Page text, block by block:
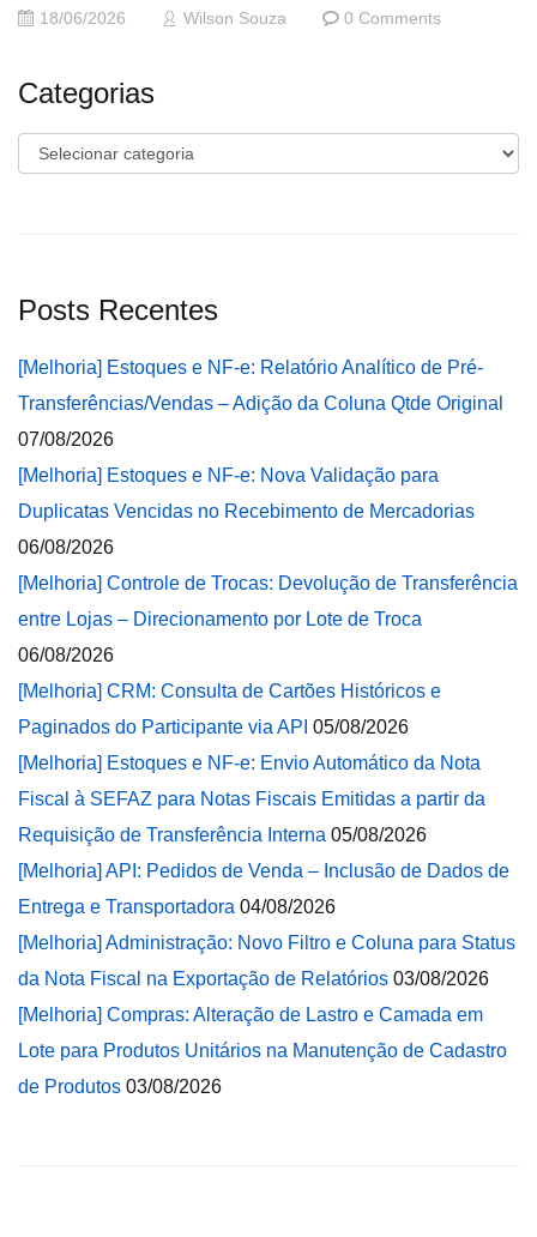
18/06/2026 Wilson Souza 0 Comments
Categorias
Categorias
Posts Recentes
[Melhoria] Estoques e NF-e: Relatório Analítico de Pré-
Transferências/Vendas – Adição da Coluna Qtde Original
07/08/2026
[Melhoria] Estoques e NF-e: Nova Validação para
Duplicatas Vencidas no Recebimento de Mercadorias
06/08/2026
[Melhoria] Controle de Trocas: Devolução de Transferência
entre Lojas – Direcionamento por Lote de Troca
06/08/2026
[Melhoria] CRM: Consulta de Cartões Históricos e
Paginados do Participante via API 05/08/2026
[Melhoria] Estoques e NF-e: Envio Automático da Nota
Fiscal à SEFAZ para Notas Fiscais Emitidas a partir da
Requisição de Transferência Interna 05/08/2026
[Melhoria] API: Pedidos de Venda – Inclusão de Dados de
Entrega e Transportadora 04/08/2026
[Melhoria] Administração: Novo Filtro e Coluna para Status
da Nota Fiscal na Exportação de Relatórios 03/08/2026
[Melhoria] Compras: Alteração de Lastro e Camada em
Lote para Produtos Unitários na Manutenção de Cadastro
de Produtos 03/08/2026